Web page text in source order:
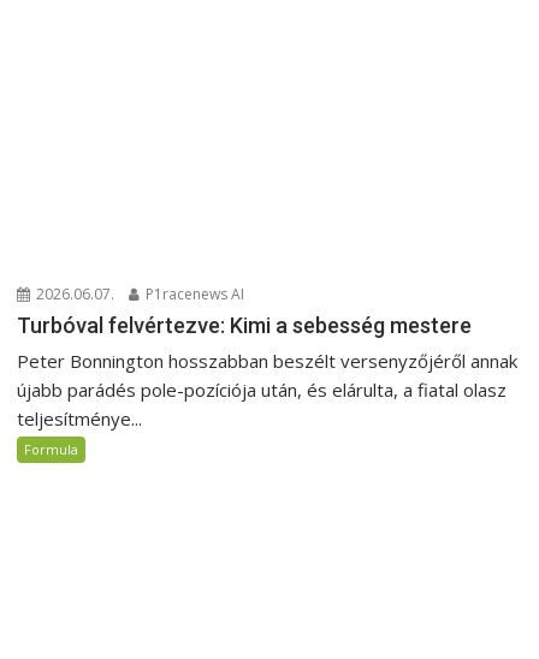
2026.06.07. P1racenews AI
Turbóval felvértezve: Kimi a sebesség mestere
Peter Bonnington hosszabban beszélt versenyzőjéről annak
újabb parádés pole-pozíciója után, és elárulta, a fiatal olasz
teljesítménye...
Formula